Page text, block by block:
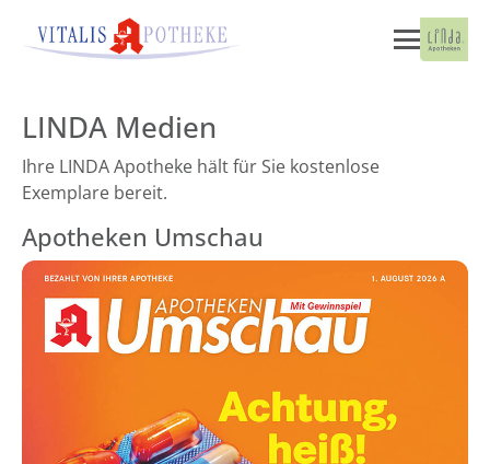
LINDA Medien
Ihre LINDA Apotheke hält für Sie kostenlose
Exemplare bereit.
Apotheken Umschau